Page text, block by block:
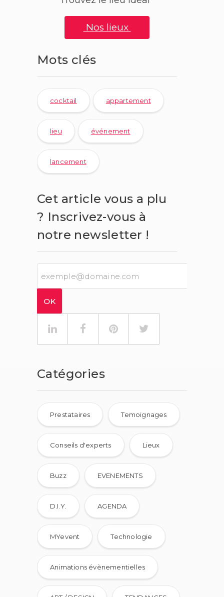
Nos lieux
Mots clés
cocktail appartement
lieu événement
lancement
Cet article vous a plu
? Inscrivez-vous à
notre newsletter !
Catégories
Prestataires Temoignages
Conseils d'experts Lieux
Buzz EVENEMENTS
D.I.Y. AGENDA
MYevent Technologie
Animations évènementielles